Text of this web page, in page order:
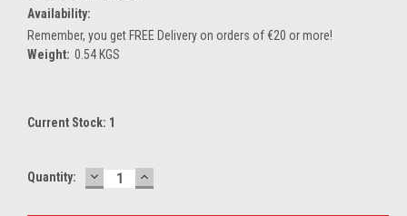
Availability:
Remember, you get FREE Delivery on orders of €20 or more!
Weight: 0.54 KGS
Current Stock: 1
Quantity: DECREASE
QUANTITY:
INCREASE
QUANTITY: